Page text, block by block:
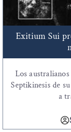
Exitium Sui
Los
Septikinesis de
a